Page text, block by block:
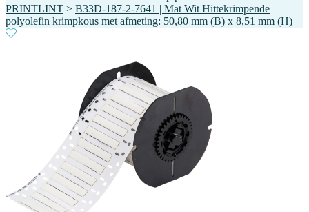
PRINTLINT > B33D-187-2-7641 | Mat Wit Hittekrimpende
polyolefin krimpkous met afmeting: 50,80 mm (B) x 8,51 mm (H)